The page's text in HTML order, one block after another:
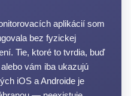
aplikácií som
bez fyzickej
Tie, ktoré to tvrdia, buď
vám iba ukazujú
iOS a Androide je